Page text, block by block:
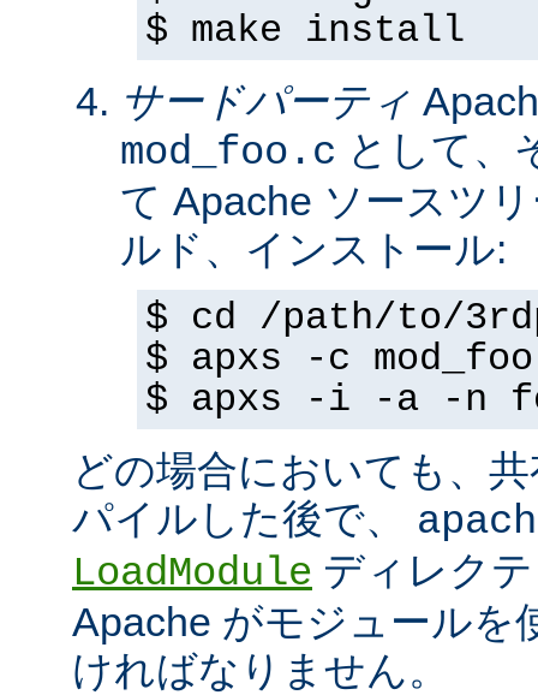
$ make install
サードパーティ
mod_foo.c として、
て Apache ソースツ
ルド、インストール:
$ cd /path/to/
$ apxs -c
$ apxs -i -a -n
どの場合においても、
パイルした後で、
LoadModule ディレク
Apache がモジュールを
ければなりません。